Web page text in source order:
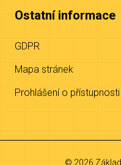
Ostatní informace
GDPR
Mapa stránek
Prohlášení o přístupnosti
© 2026